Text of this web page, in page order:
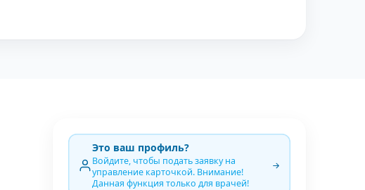
Это ваш профиль?
Войдите, чтобы подать заявку на
управление карточкой. Внимание!
Данная функция только для врачей!